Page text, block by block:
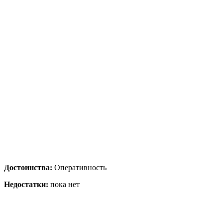
Достоинства: Оперативность
Недостатки: пока нет